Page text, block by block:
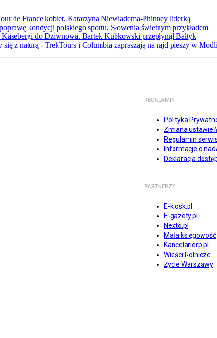
de France kobiet. Katarzyna Niewiadoma-Phinney liderką
kondycji polskiego sportu. Słowenia świetnym przykładem
do Dziwnowa. Bartek Kubkowski przepłynął Bałtyk
się z naturą - TrekTours i Columbia zapraszają na rajd pieszy w
REGULAMIN
Polityka
Zmiana
Regulamin
Informacje o
Deklaracja
PARTNERZY
E-kiosk.pl
E-gazety.pl
Nexto.pl
Mała księgowość
Kancelarierp.pl
Wieści Rolnicze
Życie Warszawy